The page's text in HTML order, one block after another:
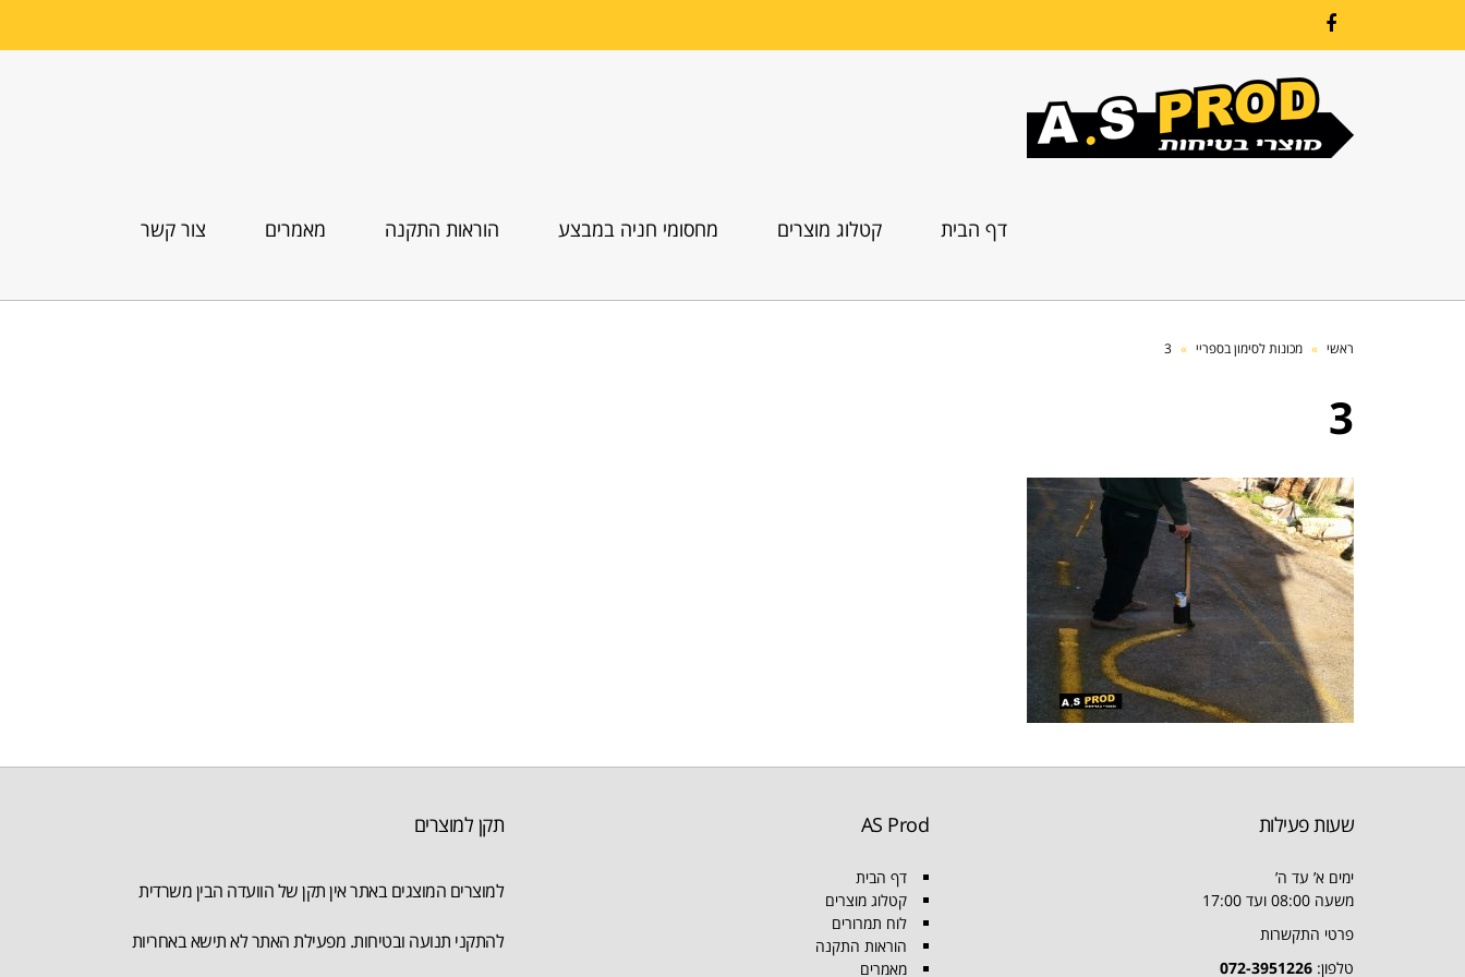
דף הבית קטלוג מוצרים מחסומי חניה במבצע הוראות התקנה מאמרים צור קשר
ראשי » מכונות לסימון בספריי »
3
3
שעות פעילות
ימים א’ עד ה’
משעה 08:00 ועד 17:00
פרטי התקשרות
טלפון: 072-3951226
AS Prod
דף הבית
קטלוג מוצרים
לוח תמרורים
הוראות התקנה
מאמרים
תקן למוצרים
למוצרים המוצגים באתר אין תקן של הוועדה הבין משרדית
להתקני תנועה ובטיחות. מפעילת האתר לא תישא באחריות